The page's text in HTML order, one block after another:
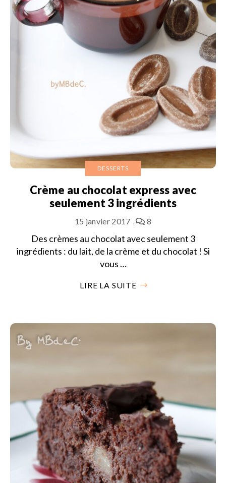
DESSERTS
Crème au chocolat express avec
seulement 3 ingrédients
15 janvier 2017 8
Des crèmes au chocolat avec seulement 3
ingrédients : du lait, de la crème et du chocolat ! Si
vous …
LIRE LA SUITE